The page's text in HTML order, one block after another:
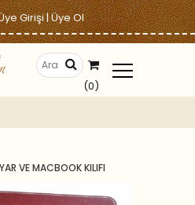
Girişi|Üye Ol
(0)
VE MACBOOK KILIFI